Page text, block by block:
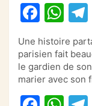
F
a
c
e
b
W
at
s
A
Une histoire
parisien fait
le gardien de
marier avec son